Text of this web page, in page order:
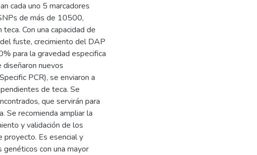
cada uno 5 marcadores
de más de 10500,
Con una capacidad de
fuste, crecimiento del DAP
para la gravedad especifica
nuevos
PCR), se enviaron a
de teca. Se
que servirán para
Se recomienda ampliar la
y validación de los
proyecto. Es esencial y
con una mayor